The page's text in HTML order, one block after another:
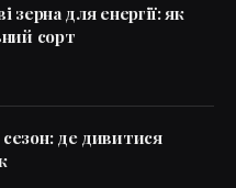
зерна для енергії: як
сорт
де дивитися